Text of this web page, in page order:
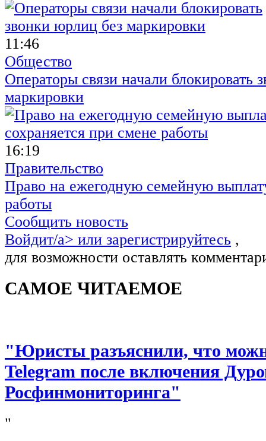
11:46
Общество
Операторы связи начали блокировать
маркировки
16:19
Правительство
Право на ежегодную семейную
работы
Сообщить новость
Войдит/a> или зарегистрируйтесь ,
для возможности оставлять
САМОЕ ЧИТАЕМОЕ
"Юристы разъяснили, что
Telegram после включения
Росфинмониторинга"
"